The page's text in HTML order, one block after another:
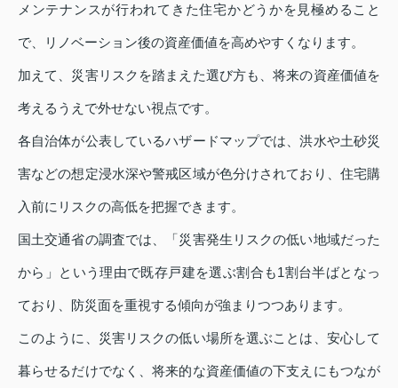
メンテナンスが行われてきた住宅かどうかを見極めること
で、リノベーション後の資産価値を高めやすくなります。
加えて、災害リスクを踏まえた選び方も、将来の資産価値を
考えるうえで外せない視点です。
各自治体が公表しているハザードマップでは、洪水や土砂災
害などの想定浸水深や警戒区域が色分けされており、住宅購
入前にリスクの高低を把握できます。
国土交通省の調査では、「災害発生リスクの低い地域だった
から」という理由で既存戸建を選ぶ割合も1割台半ばとなっ
ており、防災面を重視する傾向が強まりつつあります。
このように、災害リスクの低い場所を選ぶことは、安心して
暮らせるだけでなく、将来的な資産価値の下支えにもつなが